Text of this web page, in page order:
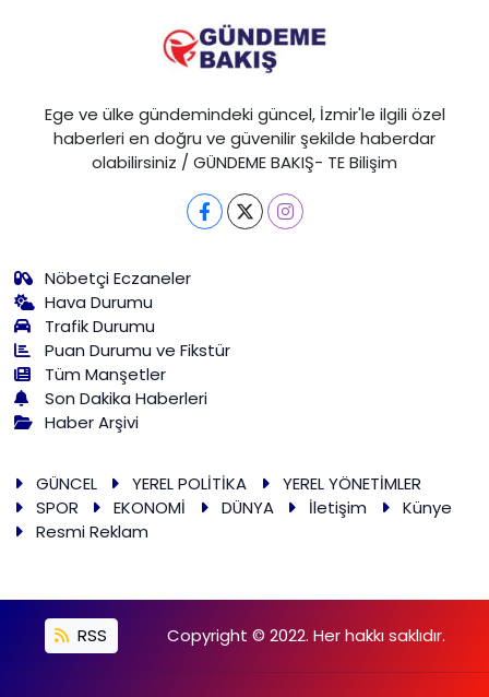
Ege ve ülke gündemindeki güncel, İzmir'le ilgili özel
haberleri en doğru ve güvenilir şekilde haberdar
olabilirsiniz / GÜNDEME BAKIŞ- TE Bilişim
Nöbetçi Eczaneler
Hava Durumu
Trafik Durumu
Puan Durumu ve Fikstür
Tüm Manşetler
Son Dakika Haberleri
Haber Arşivi
GÜNCEL YEREL POLİTİKA
YEREL YÖNETİMLER
SPOR
EKONOMİ DÜNYA İletişim
Künye
Resmi Reklam
RSS Copyright © 2022. Her hakkı saklıdır.